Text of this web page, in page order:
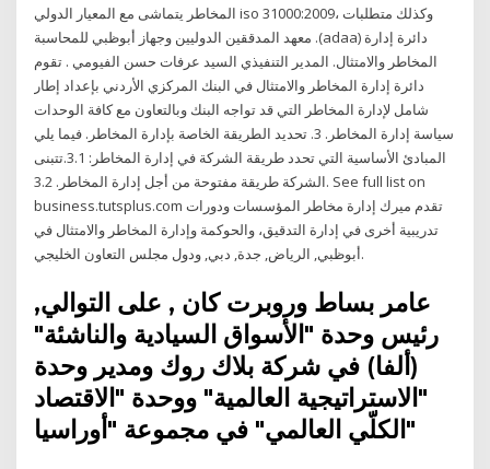
المخاطر يتماشى مع المعيار الدولي iso 31000:2009، وكذلك متطلبات
معهد المدققين الدوليين وجهاز أبوظبي للمحاسبة .(adaa) دائرة إدارة
المخاطر والامتثال. المدير التنفيذي السيد عرفات حسن الفيومي . تقوم
دائرة إدارة المخاطر والامتثال في البنك المركزي الأردني بإعداد إطار
شامل لإدارة المخاطر التي قد تواجه البنك وبالتعاون مع كافة الوحدات
سياسة إدارة المخاطر. 3. تحديد الطريقة الخاصة بإدارة المخاطر. فيما يلي
المبادئ الأساسية التي تحدد طريقة الشركة في إدارة المخاطر: 3.1.تتبنى
الشركة طريقة مفتوحة من أجل إدارة المخاطر. 3.2. See full list on
business.tutsplus.com تقدم ميرك إدارة مخاطر المؤسسات ودورات
تدريبية أخرى في إدارة التدقيق، والحوكمة وإدارة المخاطر والامتثال في
أبوظبي, الرياض, جدة, دبي, ودول مجلس التعاون الخليجي.
عامر بساط وروبرت كان , على التوالي,
رئيس وحدة "الأسواق السيادية والناشئة"
(ألفا) في شركة بلاك روك ومدير وحدة
"الاستراتيجية العالمية" ووحدة "الاقتصاد
الكلّي العالمي" في مجموعة "أوراسيا"